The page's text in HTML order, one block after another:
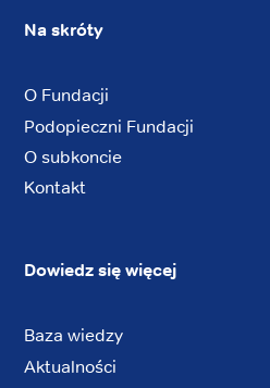
Na skróty
O Fundacji
Podopieczni Fundacji
O subkoncie
Kontakt
Dowiedz się więcej
Baza wiedzy
Aktualności